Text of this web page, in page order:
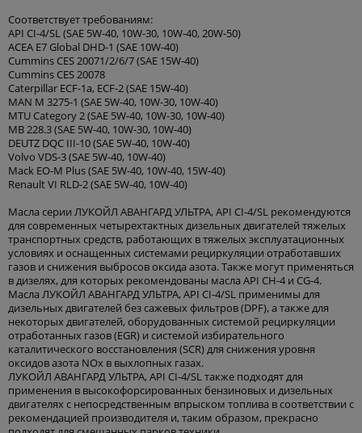
Соответствует требованиям:
API CI-4/SL (SAE 5W-40, 10W-30, 10W-40, 20W-50)
ACEA E7 Global DHD-1 (SAE 10W-40)
Cummins CES 20071/2/6/7 (SAE 15W-40)
Cummins CES 20078
Caterpillar ECF-1а, ECF-2 (SAE 15W-40)
MAN M 3275-1 (SAE 5W-40, 10W-30, 10W-40)
MTU Category 2 (SAE 5W-40, 10W-30, 10W-40)
MB 228.3 (SAE 5W-40, 10W-30, 10W-40)
DEUTZ DQC III-10 (SAE 5W-40, 10W-40)
Volvo VDS-3 (SAE 5W-40, 10W-40)
Mack EO-M Plus (SAE 5W-40, 10W-40, 15W-40)
Renault VI RLD-2 (SAE 5W-40, 10W-40)
Масла серии ЛУКОЙЛ АВАНГАРД УЛЬТРА, API CI-4/SL рекомендуются
для современных четырехтактных дизельных двигателей тяжелых
транспортных средств, работающих в тяжелых эксплуатационных
условиях и оснащенных системами рециркуляции отработавших
газов и снижения выбросов оксида азота. Также могут применяться
в дизелях, для которых рекомендованы масла API CH-4 и CG-4.
Масла ЛУКОЙЛ АВАНГАРД УЛЬТРА, API CI-4/SL применимы для
дизельных двигателей без сажевых фильтров (DPF), а также для
некоторых двигателей, оборудованных системой рециркуляции
отработанных газов (EGR) и системой избирательного
каталитического восстановления (SCR) для снижения уровня
оксидов азота NOx в выхлопных газах.
ЛУКОЙЛ АВАНГАРД УЛЬТРА, API CI-4/SL также подходят для
применения в высокофорсированных бензиновых и дизельных
двигателях с непосредственным впрыском топлива в соответствии с
рекомендацией производителя и, таким образом, прекрасно